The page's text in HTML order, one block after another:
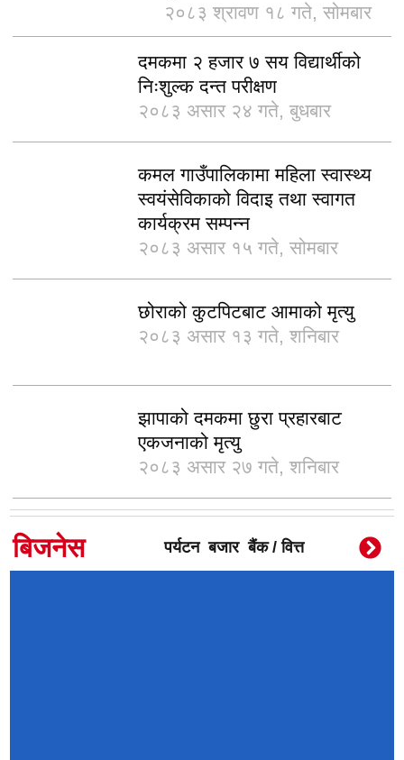
२०८३ श्रावण १८ गते, सोमबार
दमकमा २ हजार ७ सय विद्यार्थीको
निःशुल्क दन्त परीक्षण
२०८३ असार २४ गते, बुधबार
कमल गाउँपालिकामा महिला स्वास्थ्य
स्वयंसेविकाको विदाइ तथा स्वागत
कार्यक्रम सम्पन्न
२०८३ असार १५ गते, सोमबार
छोराको कुटपिटबाट आमाको मृत्यु
२०८३ असार १३ गते, शनिबार
झापाको दमकमा छुरा प्रहारबाट
एकजनाको मृत्यु
२०८३ असार २७ गते, शनिबार
बिजनेस पर्यटन बजार बैंक / वित्त